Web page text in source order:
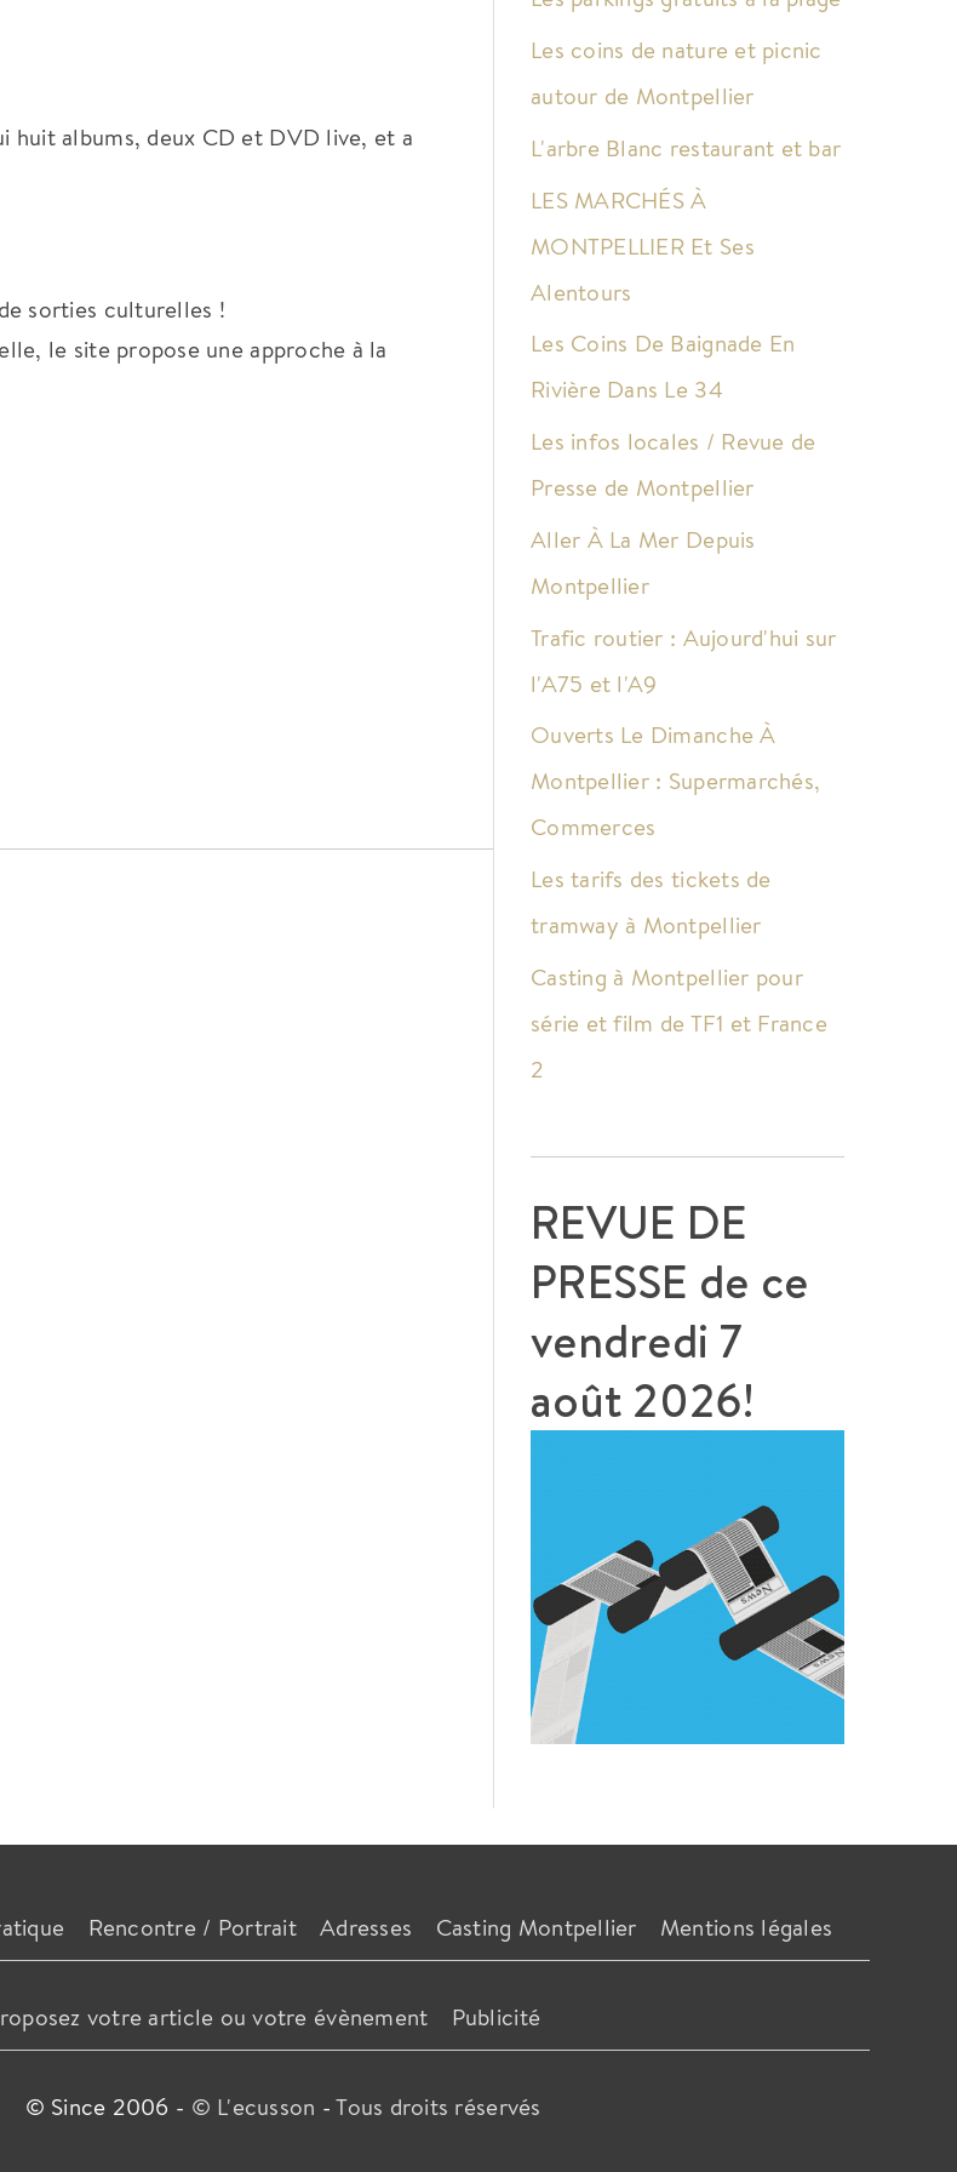
huit albums, deux CD et DVD live, et a
sorties culturelles !
le site propose une approche à la
Les coins de nature et picnic
autour de Montpellier
L'arbre Blanc restaurant et bar
LES MARCHÉS À
MONTPELLIER Et Ses
Alentours
Les Coins De Baignade En
Rivière Dans Le 34
Les infos locales / Revue de
Presse de Montpellier
Aller À La Mer Depuis
Montpellier
Trafic routier : Aujourd'hui sur
l'A75 et l'A9
Ouverts Le Dimanche À
Montpellier : Supermarchés,
Commerces
Les tarifs des tickets de
tramway à Montpellier
Casting à Montpellier pour
série et film de TF1 et France
2
REVUE DE
PRESSE de ce
vendredi 7
août 2026!
Rencontre / Portrait Adresses Casting Montpellier Mentions légales
votre article ou votre évènement Publicité
© Since 2006 - © L'ecusson -Tous droits réservés